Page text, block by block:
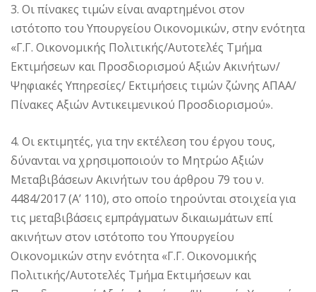
3. Οι πίνακες τιμών είναι αναρτημένοι στον
ιστότοπο του Υπουργείου Οικονομικών, στην ενότητα
«Γ.Γ. Οικονομικής Πολιτικής/Αυτοτελές Τμήμα
Εκτιμήσεων και Προσδιορισμού Αξιών Ακινήτων/
Ψηφιακές Υπηρεσίες/ Εκτιμήσεις τιμών ζώνης ΑΠΑΑ/
Πίνακες Αξιών Αντικειμενικού Προσδιορισμού».
4. Οι εκτιμητές, για την εκτέλεση του έργου τους,
δύνανται να χρησιμοποιούν το Μητρώο Αξιών
Μεταβιβάσεων Ακινήτων του άρθρου 79 του ν.
4484/2017 (Α’ 110), στο οποίο τηρούνται στοιχεία για
τις μεταβιβάσεις εμπράγματων δικαιωμάτων επί
ακινήτων στον ιστότοπο του Υπουργείου
Οικονομικών στην ενότητα «Γ.Γ. Οικονομικής
Πολιτικής/Αυτοτελές Τμήμα Εκτιμήσεων και